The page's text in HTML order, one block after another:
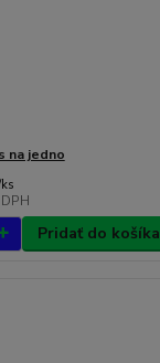
na jedno
ks
Pridať do košíka